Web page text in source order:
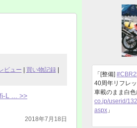
ビュー 買い物記録|
L ... >>
2018年7月18日
「[整備]
40周年リフレ
車載のまま白色
co.jp/userid/
aspx 」